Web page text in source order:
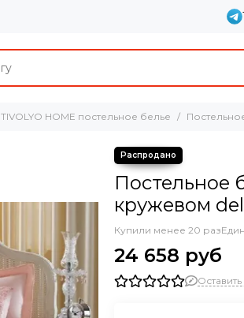
TIVOLYO HOME постельное белье
Постельное
кружевом
Купили менее 20 раз
24 658 руб